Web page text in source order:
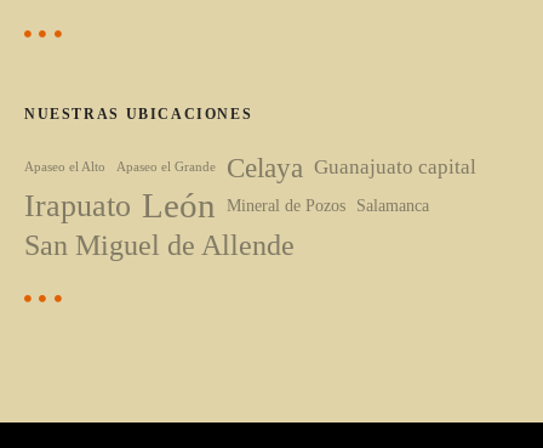
NUESTRAS UBICACIONES
Apaseo el Alto Apaseo el Grande Celaya Guanajuato capital
Irapuato León Mineral de Pozos Salamanca
San Miguel de Allende